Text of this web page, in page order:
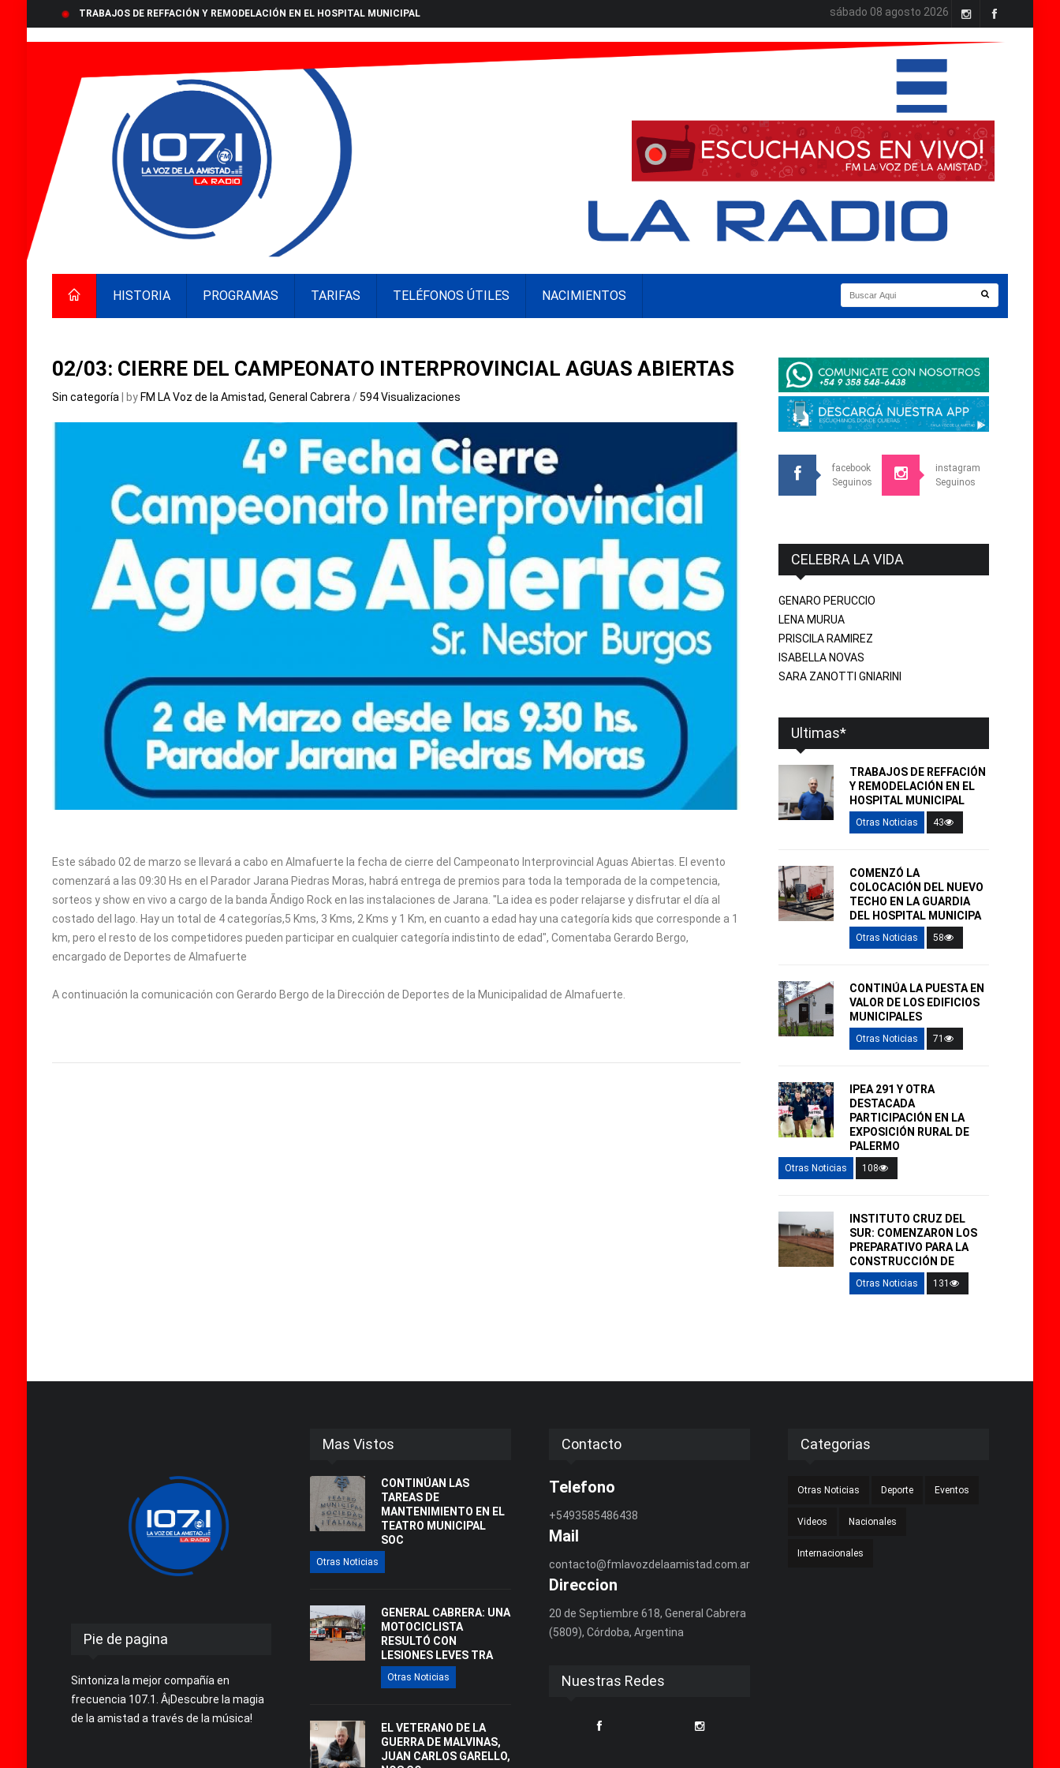
TRABAJOS DE REFFACIÓN Y REMODELACIÓN EN EL HOSPITAL MUNICIPAL sábado 08 agosto 2026
HISTORIA PROGRAMAS TARIFAS TELÉFONOS ÚTILES NACIMIENTOS
02/03: CIERRE DEL CAMPEONATO INTERPROVINCIAL AGUAS ABIERTAS
Sin categoría | by FM LA Voz de la Amistad, General Cabrera /594 Visualizaciones
Este sábado 02 de marzo se llevará a cabo en Almafuerte la fecha de cierre del Campeonato Interprovincial Aguas Abiertas. El evento
comenzará a las 09:30 Hs en el Parador Jarana Piedras Moras, habrá entrega de premios para toda la temporada de la competencia,
sorteos y show en vivo a cargo de la banda Ãndigo Rock en las instalaciones de Jarana. "La idea es poder relajarse y disfrutar el día al
costado del lago. Hay un total de 4 categorías,5 Kms, 3 Kms, 2 Kms y 1 Km, en cuanto a edad hay una categoría kids que corresponde a 1
km, pero el resto de los competidores pueden participar en cualquier categoría indistinto de edad", Comentaba Gerardo Bergo,
encargado de Deportes de Almafuerte
A continuación la comunicación con Gerardo Bergo de la Dirección de Deportes de la Municipalidad de Almafuerte.
facebook
Seguinos
instagram
Seguinos
CELEBRA LA VIDA
GENARO PERUCCIO
LENA MURUA
PRISCILA RAMIREZ
ISABELLA NOVAS
SARA ZANOTTI GNIARINI
Ultimas*
TRABAJOS DE REFFACIÓN
Y REMODELACIÓN EN EL
HOSPITAL MUNICIPAL
Otras Noticias 43
COMENZÓ LA
COLOCACIÓN DEL NUEVO
TECHO EN LA GUARDIA
DEL HOSPITAL MUNICIPA
Otras Noticias 58
CONTINÚA LA PUESTA EN
VALOR DE LOS EDIFICIOS
MUNICIPALES
Otras Noticias 71
IPEA 291 Y OTRA
DESTACADA
PARTICIPACIÓN EN LA
EXPOSICIÓN RURAL DE
PALERMO
Otras Noticias 108
INSTITUTO CRUZ DEL
SUR: COMENZARON LOS
PREPARATIVO PARA LA
CONSTRUCCIÓN DE
Otras Noticias 131
Pie de pagina
Sintoniza la mejor compañía en
frecuencia 107.1. Â¡Descubre la magia
de la amistad a través de la música!
Mas Vistos
CONTINÚAN LAS
TAREAS DE
MANTENIMIENTO EN EL
TEATRO MUNICIPAL
SOC
Otras Noticias
GENERAL CABRERA: UNA
MOTOCICLISTA
RESULTÓ CON
LESIONES LEVES TRA
Otras Noticias
EL VETERANO DE LA
GUERRA DE MALVINAS,
JUAN CARLOS GARELLO,
Contacto
Telefono
+5493585486438
Mail
contacto@fmlavozdelaamistad.com.ar
Direccion
20 de Septiembre 618, General Cabrera
(5809), Córdoba, Argentina
Nuestras Redes
Categorias
Otras Noticias Deporte Eventos
Videos Nacionales
Internacionales